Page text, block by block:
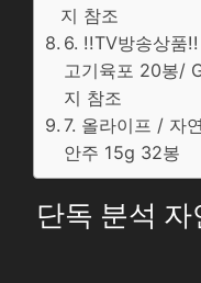
지 참조
6. !!TV방송상품
고기육포 20봉/
지 참조
7. 올라이프 / 자
안주 15g 32봉
단독 분석